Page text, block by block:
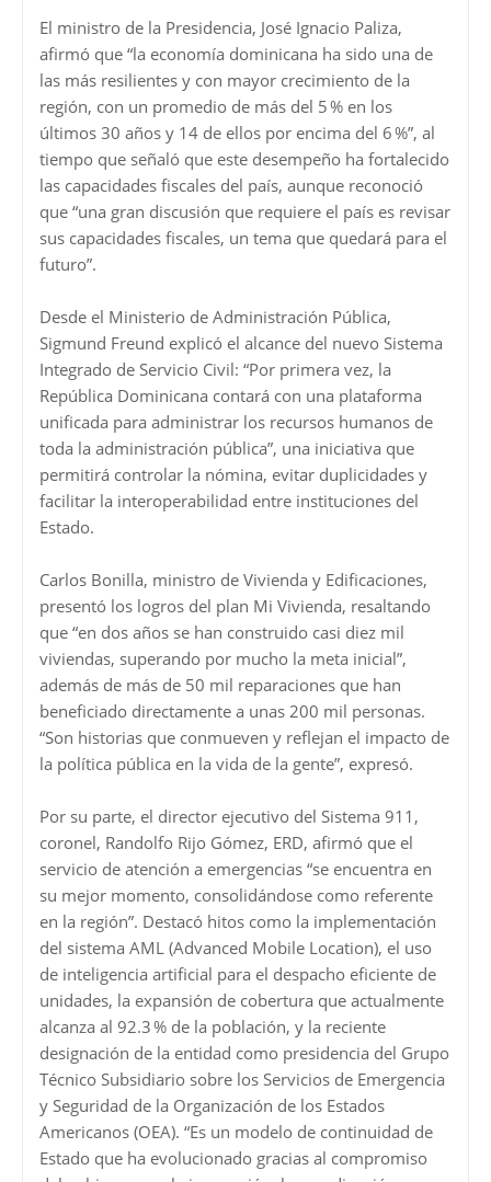
El ministro de la Presidencia, José Ignacio Paliza,
afirmó que “la economía dominicana ha sido una de
las más resilientes y con mayor crecimiento de la
región, con un promedio de más del 5 % en los
últimos 30 años y 14 de ellos por encima del 6 %”, al
tiempo que señaló que este desempeño ha fortalecido
las capacidades fiscales del país, aunque reconoció
que “una gran discusión que requiere el país es revisar
sus capacidades fiscales, un tema que quedará para el
futuro”.
Desde el Ministerio de Administración Pública,
Sigmund Freund explicó el alcance del nuevo Sistema
Integrado de Servicio Civil: “Por primera vez, la
República Dominicana contará con una plataforma
unificada para administrar los recursos humanos de
toda la administración pública”, una iniciativa que
permitirá controlar la nómina, evitar duplicidades y
facilitar la interoperabilidad entre instituciones del
Estado.
Carlos Bonilla, ministro de Vivienda y Edificaciones,
presentó los logros del plan Mi Vivienda, resaltando
que “en dos años se han construido casi diez mil
viviendas, superando por mucho la meta inicial”,
además de más de 50 mil reparaciones que han
beneficiado directamente a unas 200 mil personas.
“Son historias que conmueven y reflejan el impacto de
la política pública en la vida de la gente”, expresó.
Por su parte, el director ejecutivo del Sistema 911,
coronel, Randolfo Rijo Gómez, ERD, afirmó que el
servicio de atención a emergencias “se encuentra en
su mejor momento, consolidándose como referente
en la región”. Destacó hitos como la implementación
del sistema AML (Advanced Mobile Location), el uso
de inteligencia artificial para el despacho eficiente de
unidades, la expansión de cobertura que actualmente
alcanza al 92.3 % de la población, y la reciente
designación de la entidad como presidencia del Grupo
Técnico Subsidiario sobre los Servicios de Emergencia
y Seguridad de la Organización de los Estados
Americanos (OEA). “Es un modelo de continuidad de
Estado que ha evolucionado gracias al compromiso